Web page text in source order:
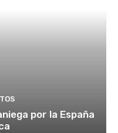
por la España